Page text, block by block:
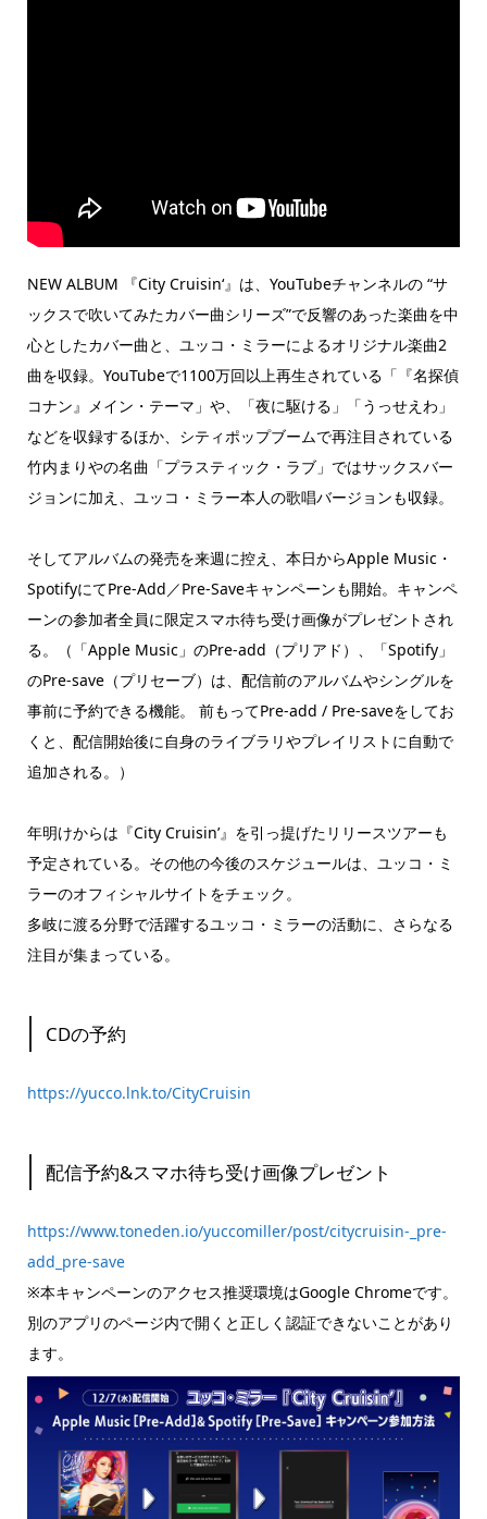
NEW ALBUM 『City Cruisin‘』は、YouTubeチャンネルの “サ
ックスで吹いてみたカバー曲シリーズ”で反響のあった楽曲を中
心としたカバー曲と、ユッコ・ミラーによるオリジナル楽曲2
曲を収録。YouTubeで1100万回以上再生されている「『名探偵
コナン』メイン・テーマ」や、「夜に駆ける」「うっせえわ」
などを収録するほか、シティポップブームで再注目されている
竹内まりやの名曲「プラスティック・ラブ」ではサックスバー
ジョンに加え、ユッコ・ミラー本人の歌唱バージョンも収録。
そしてアルバムの発売を来週に控え、本日からApple Music・
SpotifyにてPre-Add／Pre-Saveキャンペーンも開始。キャンペ
ーンの参加者全員に限定スマホ待ち受け画像がプレゼントされ
る。（「Apple Music」のPre-add（プリアド）、「Spotify」
のPre-save（プリセーブ）は、配信前のアルバムやシングルを
事前に予約できる機能。 前もってPre-add / Pre-saveをしてお
くと、配信開始後に自身のライブラリやプレイリストに自動で
追加される。）
年明けからは『City Cruisin’』を引っ提げたリリースツアーも
予定されている。その他の今後のスケジュールは、ユッコ・ミ
ラーのオフィシャルサイトをチェック。
多岐に渡る分野で活躍するユッコ・ミラーの活動に、さらなる
注目が集まっている。
CDの予約
https://yucco.lnk.to/CityCruisin
配信予約&スマホ待ち受け画像プレゼント
https://www.toneden.io/yuccomiller/post/citycruisin-_pre-
add_pre-save
※本キャンペーンのアクセス推奨環境はGoogle Chromeです。
別のアプリのページ内で開くと正しく認証できないことがあり
ます。